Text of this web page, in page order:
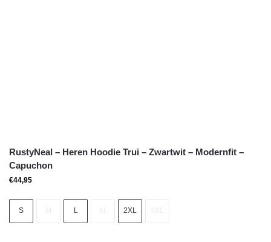
RustyNeal – Heren Hoodie Trui – Zwartwit – Modernfit –
Capuchon
€44,95
S L 2XL